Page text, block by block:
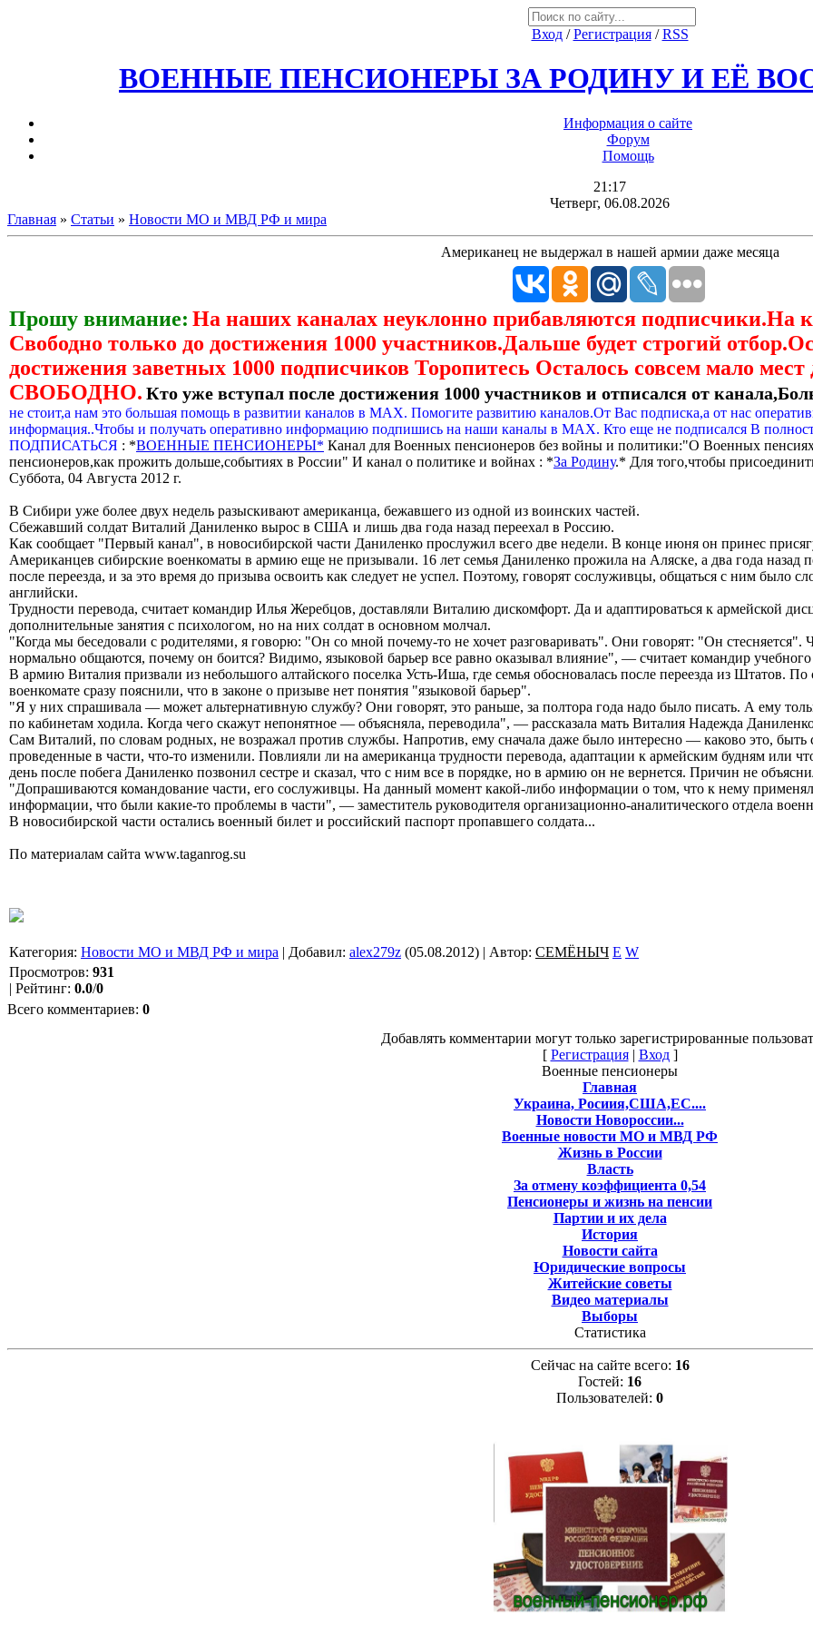
Вход/Регистрация/RSS
ВОЕННЫЕ ПЕНСИОНЕРЫ ЗА РОДИНУ И ЕЁ
Информация о сайте
Форум
Помощь
21:17
Четверг, 06.08.2026
Главная » Статьи » Новости МО и МВД РФ и мира
Американец не выдержал в нашей армии даже месяца
Прошу внимание: На наших каналах неуклонно прибавляются
Свободно только до достижения 1000 участников.Дальше будет строгий
достижения заветных 1000 подписчиков Торопитесь Осталось совсем мало
СВОБОДНО. Кто уже вступал после достижения 1000 участников и отписался от
не стоит,а нам это большая помощь в развитии каналов в МАХ. Помогите развитию каналов.От Вас подписка,а от нас
информация..Чтобы и получать оперативно информацию подпишись на наши каналы в МАХ. Кто еще не подписался В
ПОДПИСАТЬСЯ : *ВОЕННЫЕ ПЕНСИОНЕРЫ* Канал для Военных пенсионеров без войны и политики:"О Военных
пенсионеров,как прожить дольше,событиях в России" И канал о политике и войнах : *За Родину.* Для того,чтобы
Суббота, 04 Августа 2012 г.
В Сибири уже более двух недель разыскивают американца, бежавшего из одной из воинских частей.
Сбежавший солдат Виталий Даниленко вырос в США и лишь два года назад переехал в Россию.
Как сообщает "Первый канал", в новосибирской части Даниленко прослужил всего две недели. В конце июня он принес
Американцев сибирские военкоматы в армию еще не призывали. 16 лет семья Даниленко прожила на Аляске, а два года назад
после переезда, и за это время до призыва освоить как следует не успел. Поэтому, говорят сослуживцы, общаться с ним было
английски.
Трудности перевода, считает командир Илья Жеребцов, доставляли Виталию дискомфорт. Да и адаптироваться к армейской
дополнительные занятия с психологом, но на них солдат в основном молчал.
"Когда мы беседовали с родителями, я говорю: "Он со мной почему-то не хочет разговаривать". Они говорят: "Он стесняется".
нормально общаются, почему он боится? Видимо, языковой барьер все равно оказывал влияние", — считает командир
В армию Виталия призвали из небольшого алтайского поселка Усть-Иша, где семья обосновалась после переезда из Штатов.
военкомате сразу пояснили, что в законе о призыве нет понятия "языковой барьер".
"Я у них спрашивала — может альтернативную службу? Они говорят, это раньше, за полтора года надо было писать. А ему
по кабинетам ходила. Когда чего скажут непонятное — объясняла, переводила", — рассказала мать Виталия Надежда
Сам Виталий, по словам родных, не возражал против службы. Напротив, ему сначала даже было интересно — каково это,
проведенные в части, что-то изменили. Повлияли ли на американца трудности перевода, адаптации к армейским будням или
день после побега Даниленко позвонил сестре и сказал, что с ним все в порядке, но в армию он не вернется. Причин не
"Допрашиваются командование части, его сослуживцы. На данный момент какой-либо информации о том, что к нему
информации, что были какие-то проблемы в части", — заместитель руководителя организационно-аналитического отдела
В новосибирской части остались военный билет и российский паспорт пропавшего солдата...
По материалам сайта www.taganrog.su
Категория: Новости МО и МВД РФ и мира | Добавил: alex279z (05.08.2012) | Автор: СЕМЁНЫЧ E W
Просмотров: 931
| Рейтинг: 0.0/0
Всего комментариев: 0
Добавлять комментарии могут только зарегистрированные
[ Регистрация| Вход]
Военные пенсионеры
Главная
Украина, Росиия,США,ЕС....
Новости Новороссии...
Военные новости МО и МВД РФ
Жизнь в России
Власть
За отмену коэффициента 0,54
Пенсионеры и жизнь на пенсии
Партии и их дела
История
Новости сайта
Юридические вопросы
Житейские советы
Видео материалы
Выборы
Статистика
Сейчас на сайте всего: 16
Гостей: 16
Пользователей: 0